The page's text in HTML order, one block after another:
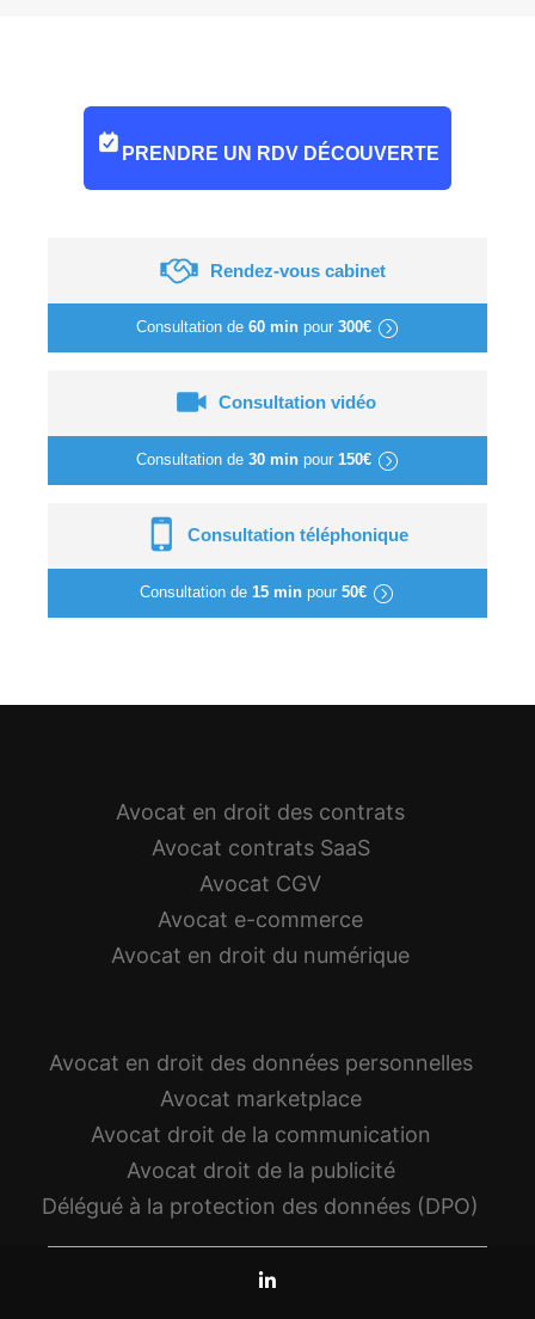
PRENDRE UN RDV DÉCOUVERTE
Rendez-vous cabinet
Consultation de 60 minpour 300€
Consultation vidéo
Consultation de 30 minpour 150€
Consultation téléphonique
Consultation de 15 min pour 50€
Avocat en droit des contrats
Avocat contrats SaaS
Avocat CGV
Avocat e-commerce
Avocat en droit du numérique
Avocat en droit des données personnelles
Avocat marketplace
Avocat droit de la communication
Avocat droit de la publicité
Délégué à la protection des données (DPO)